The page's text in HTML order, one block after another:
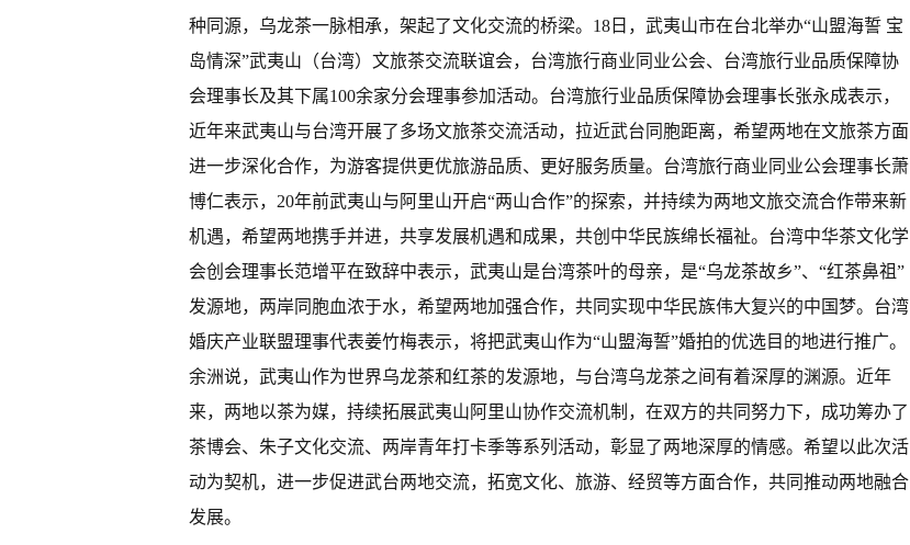
种同源，乌龙茶一脉相承，架起了文化交流的桥梁。18日，武夷山市在台北举办“山盟海誓 宝
岛情深”武夷山（台湾）文旅茶交流联谊会，台湾旅行商业同业公会、台湾旅行业品质保障协
会理事长及其下属100余家分会理事参加活动。台湾旅行业品质保障协会理事长张永成表示，
近年来武夷山与台湾开展了多场文旅茶交流活动，拉近武台同胞距离，希望两地在文旅茶方面
进一步深化合作，为游客提供更优旅游品质、更好服务质量。台湾旅行商业同业公会理事长萧
博仁表示，20年前武夷山与阿里山开启“两山合作”的探索，并持续为两地文旅交流合作带来新
机遇，希望两地携手并进，共享发展机遇和成果，共创中华民族绵长福祉。台湾中华茶文化学
会创会理事长范增平在致辞中表示，武夷山是台湾茶叶的母亲，是“乌龙茶故乡”、“红茶鼻祖”
发源地，两岸同胞血浓于水，希望两地加强合作，共同实现中华民族伟大复兴的中国梦。台湾
婚庆产业联盟理事代表姜竹梅表示，将把武夷山作为“山盟海誓”婚拍的优选目的地进行推广。
余洲说，武夷山作为世界乌龙茶和红茶的发源地，与台湾乌龙茶之间有着深厚的渊源。近年
来，两地以茶为媒，持续拓展武夷山阿里山协作交流机制，在双方的共同努力下，成功筹办了
茶博会、朱子文化交流、两岸青年打卡季等系列活动，彰显了两地深厚的情感。希望以此次活
动为契机，进一步促进武台两地交流，拓宽文化、旅游、经贸等方面合作，共同推动两地融合
发展。